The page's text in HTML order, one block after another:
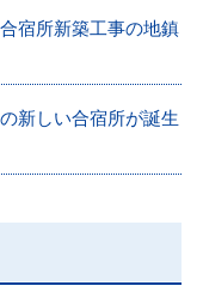
宿所新築工事の地鎮
新しい合宿所が誕生